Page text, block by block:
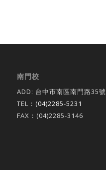
南門校
ADD: 台中市南區南門路35號
TEL： (04)2285-5231
FAX：(04)2285-3146